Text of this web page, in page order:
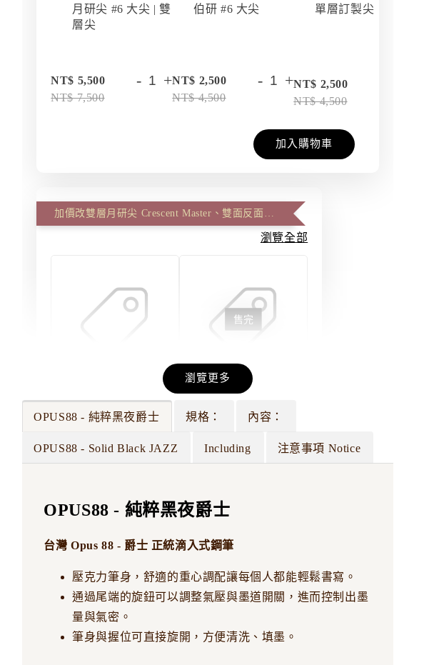
月研尖 #6 大尖 | 雙
層尖
NT$ 5,500
NT$ 7,500
- +
伯研 #6 大尖
NT$ 2,500
NT$ 4,500
- +
單層訂製尖
NT$ 2,500
NT$ 4,500
加入購物車
瀏覽全部
刀劍磨匠坊 - 雙層月
研尖 #6 大尖 | 雙層
售完
面研 #6 大尖 | 雙面
加入購物車
瀏覽更多
OPUS88 - 純粹黑夜爵士 規格： 內容：
OPUS88 - Solid Black JAZZ Including 注意事項 Notice
OPUS88 - 純粹黑夜爵士
台灣 Opus 88 - 爵士 正統滴入式鋼筆
壓克力筆身，舒適的重心調配讓每個人都能輕鬆書寫。
通過尾端的旋鈕可以調整氣壓與墨道開關，進而控制出墨
量與氣密。
筆身與握位可直接旋開，方便清洗、填墨。